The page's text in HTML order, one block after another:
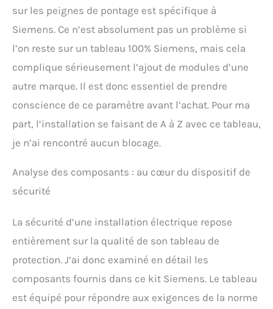
sur les peignes de pontage est spécifique à
Siemens. Ce n’est absolument pas un problème si
l’on reste sur un tableau 100% Siemens, mais cela
complique sérieusement l’ajout de modules d’une
autre marque. Il est donc essentiel de prendre
conscience de ce paramètre avant l’achat. Pour ma
part, l’installation se faisant de A à Z avec ce tableau,
je n’ai rencontré aucun blocage.
Analyse des composants : au cœur du dispositif de
sécurité
La sécurité d’une installation électrique repose
entièrement sur la qualité de son tableau de
protection. J’ai donc examiné en détail les
composants fournis dans ce kit Siemens. Le tableau
est équipé pour répondre aux exigences de la norme